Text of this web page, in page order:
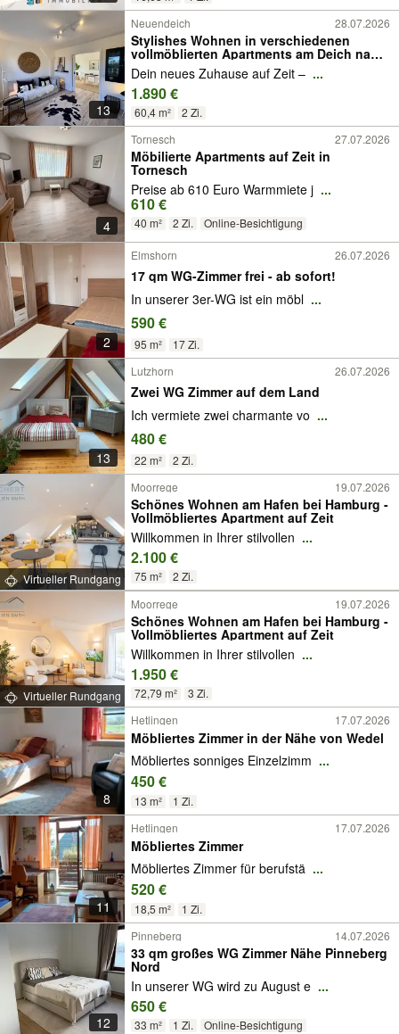
13
Neuendeich 28.07.2026
Stylishes Wohnen in verschiedenen
vollmöblierten Apartments am Deich nahe
Hamburg!
Dein neues Zuhause auf Zeit – ...
1.890 €
60,4 m² 2 Zi.
4
Tornesch 27.07.2026
Möbilierte Apartments auf Zeit in
Tornesch
Preise ab 610 Euro Warmmiete j ...
610 €
40 m² 2 Zi. Online-Besichtigung
2
Elmshorn 26.07.2026
17 qm WG-Zimmer frei - ab sofort!
In unserer 3er-WG ist ein möbl ...
590 €
95 m² 17 Zi.
13
Lutzhorn 26.07.2026
Zwei WG Zimmer auf dem Land
Ich vermiete zwei charmante vo ...
480 €
22 m² 2 Zi.
Virtueller Rundgang
Moorrege 19.07.2026
Schönes Wohnen am Hafen bei Hamburg -
Vollmöbliertes Apartment auf Zeit
Willkommen in Ihrer stilvollen ...
2.100 €
75 m² 2 Zi.
Virtueller Rundgang
Moorrege 19.07.2026
Schönes Wohnen am Hafen bei Hamburg -
Vollmöbliertes Apartment auf Zeit
Willkommen in Ihrer stilvollen ...
1.950 €
72,79 m² 3 Zi.
8
Hetlingen 17.07.2026
Möbliertes Zimmer in der Nähe von Wedel
Möbliertes sonniges Einzelzimm ...
450 €
13 m² 1 Zi.
11
Hetlingen 17.07.2026
Möbliertes Zimmer
Möbliertes Zimmer für berufstä ...
520 €
18,5 m² 1 Zi.
12
Pinneberg 14.07.2026
33 qm großes WG Zimmer Nähe Pinneberg
Nord
In unserer WG wird zu August e ...
650 €
33 m² 1 Zi. Online-Besichtigung